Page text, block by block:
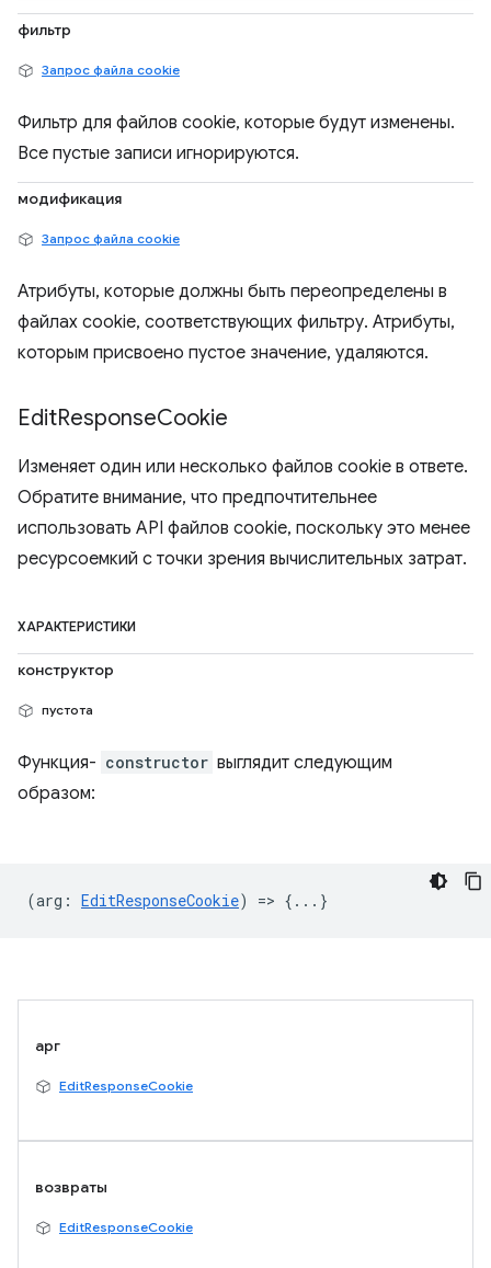
фильтр
Запрос файла cookie
Фильтр для файлов cookie, которые будут изменены.
Все пустые записи игнорируются.
модификация
Запрос файла cookie
Атрибуты, которые должны быть переопределены в
файлах cookie, соответствующих фильтру. Атрибуты,
которым присвоено пустое значение, удаляются.
EditResponseCookie
Изменяет один или несколько файлов cookie в ответе.
Обратите внимание, что предпочтительнее
использовать API файлов cookie, поскольку это менее
ресурсоемкий с точки зрения вычислительных затрат.
ХАРАКТЕРИСТИКИ
конструктор
пустота
Функция- constructor выглядит следующим
образом:
(arg : EditResponseCookie) => {...}
арг
EditResponseCookie
возвраты
EditResponseCookie